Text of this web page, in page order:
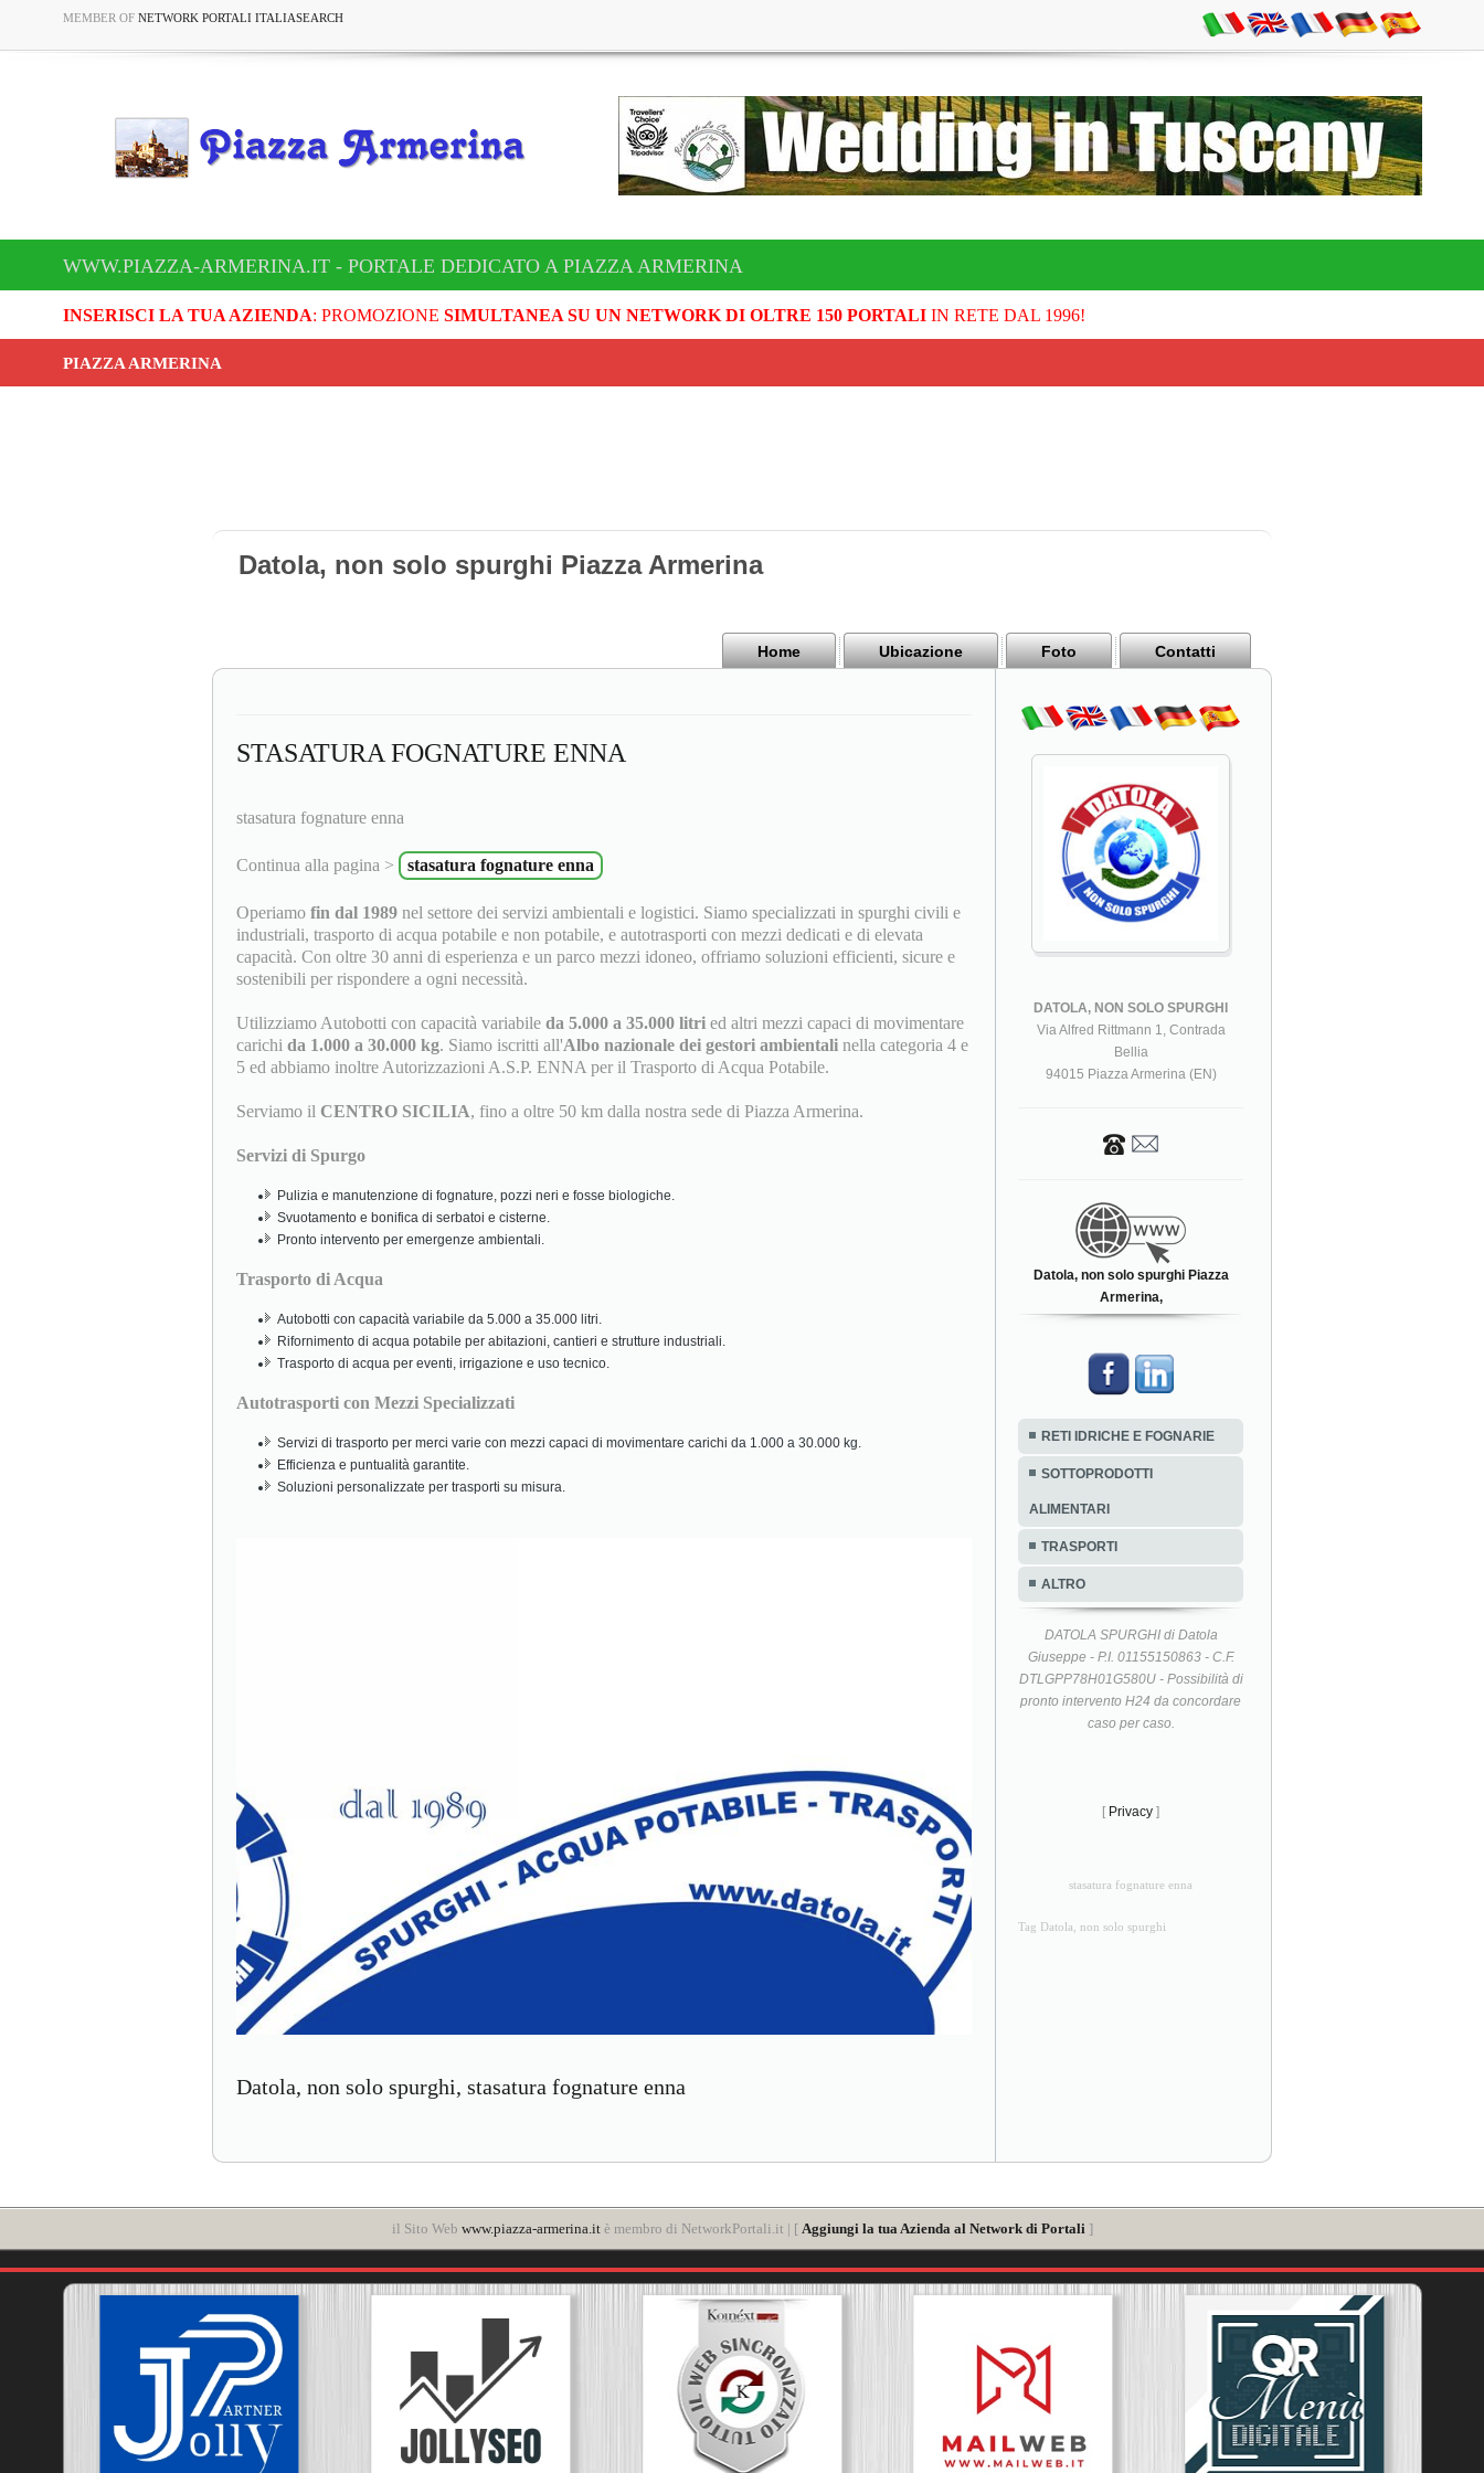
MEMBER OF NETWORK PORTALI ITALIASEARCH
WWW.PIAZZA-ARMERINA.IT - PORTALE DEDICATO A PIAZZA ARMERINA
INSERISCI LA TUA AZIENDA: PROMOZIONE SIMULTANEA SU UN NETWORK DI OLTRE 150 PORTALIIN RETE DAL 1996!
PIAZZA ARMERINA
Datola, non solo spurghi Piazza Armerina
Home Ubicazione Foto Contatti
STASATURA FOGNATURE ENNA
stasatura fognature enna
Continua alla pagina > stasatura fognature enna
Operiamo fin dal 1989 nel settore dei servizi ambientali e logistici. Siamo specializzati in spurghi civili e
industriali, trasporto di acqua potabile e non potabile, e autotrasporti con mezzi dedicati e di elevata
capacità. Con oltre 30 anni di esperienza e un parco mezzi idoneo, offriamo soluzioni efficienti, sicure e
sostenibili per rispondere a ogni necessità.
Utilizziamo Autobotti con capacità variabile da 5.000 a 35.000 litri ed altri mezzi capaci di movimentare
carichi da 1.000 a 30.000 kg. Siamo iscritti all'Albo nazionale dei gestori ambientali nella categoria 4 e
5 ed abbiamo inoltre Autorizzazioni A.S.P. ENNA per il Trasporto di Acqua Potabile.
Serviamo il CENTRO SICILIA, fino a oltre 50 km dalla nostra sede di Piazza Armerina.
Servizi di Spurgo
Pulizia e manutenzione di fognature, pozzi neri e fosse biologiche.
Svuotamento e bonifica di serbatoi e cisterne.
Pronto intervento per emergenze ambientali.
Trasporto di Acqua
Autobotti con capacità variabile da 5.000 a 35.000 litri.
Rifornimento di acqua potabile per abitazioni, cantieri e strutture industriali.
Trasporto di acqua per eventi, irrigazione e uso tecnico.
Autotrasporti con Mezzi Specializzati
Servizi di trasporto per merci varie con mezzi capaci di movimentare carichi da 1.000 a 30.000 kg.
Efficienza e puntualità garantite.
Soluzioni personalizzate per trasporti su misura.
Datola, non solo spurghi, stasatura fognature enna
DATOLA, NON SOLO SPURGHI
Via Alfred Rittmann 1, Contrada
Bellia
94015 Piazza Armerina (EN)
Datola, non solo spurghi Piazza
Armerina,
RETI IDRICHE E FOGNARIE
SOTTOPRODOTTI
ALIMENTARI
TRASPORTI
ALTRO
DATOLA SPURGHI di Datola
Giuseppe - P.I. 01155150863 - C.F.
DTLGPP78H01G580U - Possibilità di
pronto intervento H24 da concordare
caso per caso.
[ Privacy ]
stasatura fognature enna
Tag Datola, non solo spurghi
il Sito Web www.piazza-armerina.itè membro di NetworkPortali.it | [ Aggiungi la tua Azienda al Network di Portali ]